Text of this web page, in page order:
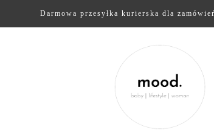
Darmowa przesyłka kurierska dla